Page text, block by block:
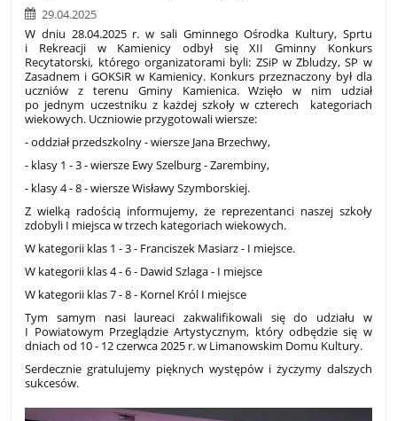
29.04.2025
W dniu 28.04.2025 r. w sali Gminnego Ośrodka Kultury, Sprtu
i Rekreacji w Kamienicy odbył się XII Gminny Konkurs
Recytatorski, którego organizatorami byli: ZSiP w Zbludzy, SP w
Zasadnem i GOKSiR w Kamienicy. Konkurs przeznaczony był dla
uczniów z terenu Gminy Kamienica. Wzięło w nim udział
po jednym uczestniku z każdej szkoły w czterech kategoriach
wiekowych. Uczniowie przygotowali wiersze:
- oddział przedszkolny - wiersze Jana Brzechwy,
- klasy 1 - 3 - wiersze Ewy Szelburg - Zarembiny,
- klasy 4 - 8 - wiersze Wisławy Szymborskiej.
Z wielką radością informujemy, że reprezentanci naszej szkoły
zdobyli I miejsca w trzech kategoriach wiekowych.
W kategorii klas 1 - 3 - Franciszek Masiarz - I miejsce.
W kategorii klas 4 - 6 - Dawid Szlaga - I miejsce
W kategorii klas 7 - 8 - Kornel Król I miejsce
Tym samym nasi laureaci zakwalifikowali się do udziału w
I Powiatowym Przeglądzie Artystycznym, który odbędzie się w
dniach od 10 - 12 czerwca 2025 r. w Limanowskim Domu Kultury.
Serdecznie gratulujemy pięknych występów i życzymy dalszych
sukcesów.